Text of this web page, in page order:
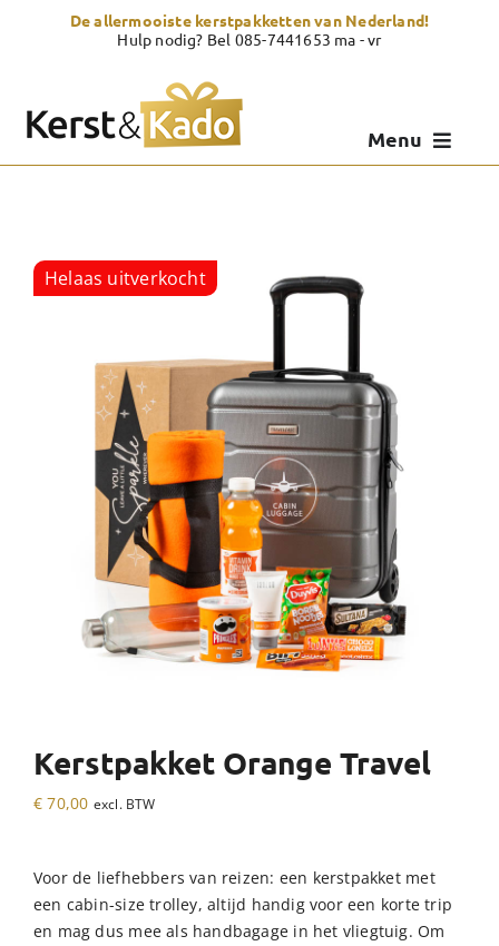
De allermooiste kerstpakketten van Nederland!
Hulp nodig? Bel 085-7441653 ma - vr
Menu
Showroom
Over Kerst & Kado
Helaas uitverkocht
Kerstpakket Orange Travel
€ 70,00 excl. BTW
Voor de liefhebbers van reizen: een kerstpakket met
een cabin-size trolley, altijd handig voor een korte trip
en mag dus mee als handbagage in het vliegtuig. Om